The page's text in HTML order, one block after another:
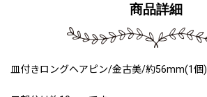
商品詳細
皿付きロングヘアピン/金古美/約56mm(1個)